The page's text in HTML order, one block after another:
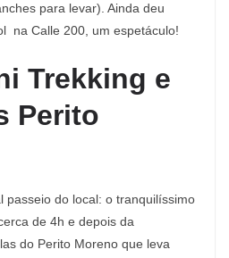
para levar). Ainda deu
na Calle 200, um espetáculo!
Trekking e
Perito
passeio do local: o tranquilíssimo
de 4h e depois da
do Perito Moreno que leva